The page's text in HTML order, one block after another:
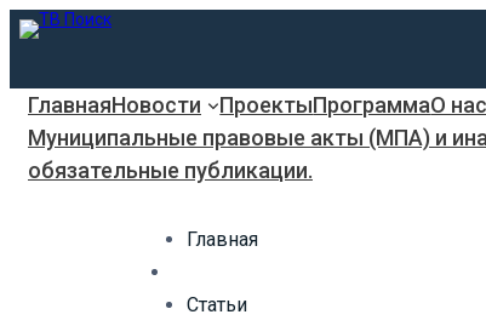
ГлавнаяНовости ПроектыПрограммаО нас
Муниципальные правовые акты (МПА) и
обязательные публикации.
Главная
Статьи